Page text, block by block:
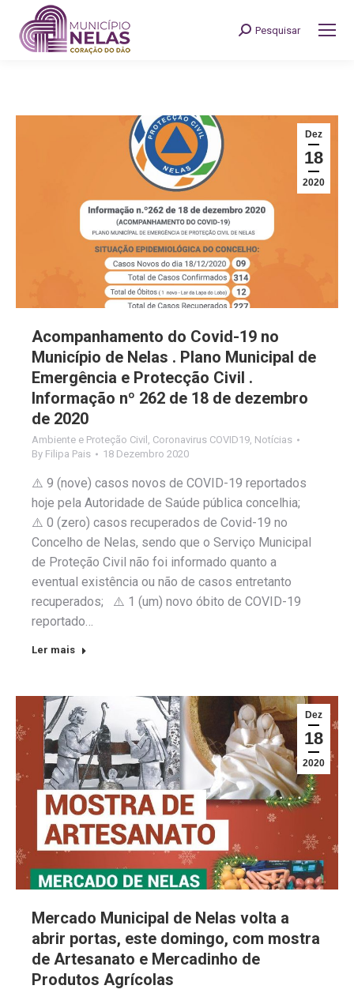
Search:
Pesquisar
Dez
18
2020
Acompanhamento do Covid-19 no
Município de Nelas . Plano Municipal de
Emergência e Protecção Civil .
Informação nº 262 de 18 de dezembro
de 2020
Ambiente e Proteção Civil , Coronavirus COVID19, Notícias
By Filipa Pais 18 Dezembro 2020
⚠️ 9 (nove) casos novos de COVID-19 reportados
hoje pela Autoridade de Saúde pública concelhia;
⚠️ 0 (zero) casos recuperados de Covid-19 no
Concelho de Nelas, sendo que o Serviço Municipal
de Proteção Civil não foi informado quanto a
eventual existência ou não de casos entretanto
recuperados; ⚠️ 1 (um) novo óbito de COVID-19
reportado…
Ler mais
Dez
18
2020
Mercado Municipal de Nelas volta a
abrir portas, este domingo, com mostra
de Artesanato e Mercadinho de
Produtos Agrícolas